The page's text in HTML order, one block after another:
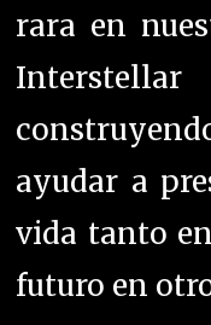
rara en
ayudar a
vida tanto
futuro en